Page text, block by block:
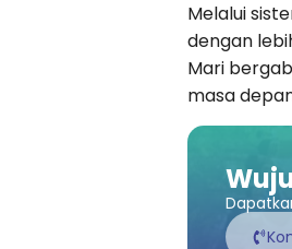
Melalui
dengan
Mari
masa